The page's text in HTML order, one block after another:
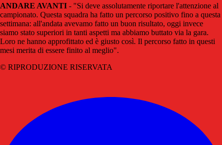
ANDARE AVANTI - "Si deve assolutamente riportare l'attenzione al
campionato. Questa squadra ha fatto un percorso positivo fino a questa
settimana: all'andata avevamo fatto un buon risultato, oggi invece
siamo stato superiori in tanti aspetti ma abbiamo buttato via la gara.
Loro ne hanno approfittato ed è giusto così. Il percorso fatto in questi
mesi merita di essere finito al meglio".
© RIPRODUZIONE RISERVATA